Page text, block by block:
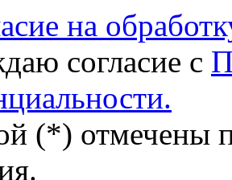
на
согласие с
(*) отмечены